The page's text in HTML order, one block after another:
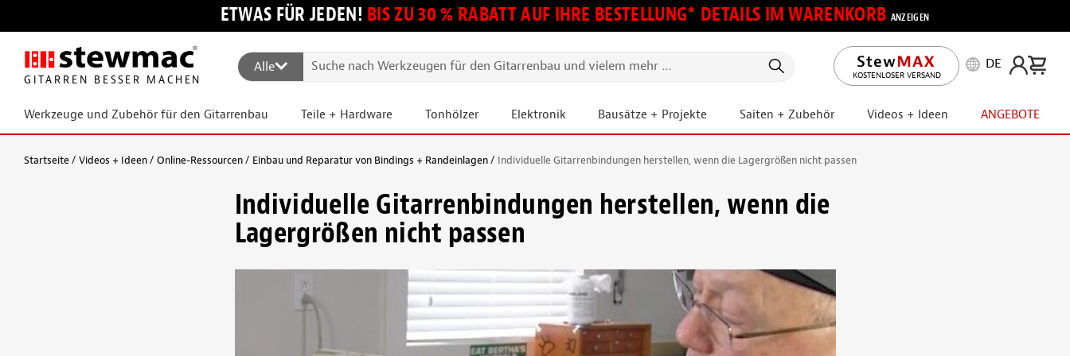
ETWAS FÜR JEDEN! BIS ZU 30 % RABATT AUF IHRE BESTELLUNG* DETAILS IM WARENKORB ANZEIGEN
GITARREN BESSER MACHEN
Alle
KOSTENLOSER VERSAND
DE
Werkzeuge und Zubehör für den Gitarrenbau Teile + Hardware Tonhölzer Elektronik Bausätze + Projekte Saiten + Zubehör Videos + Ideen ANGEBOTE
Startseite Videos + Ideen Online-Ressourcen Einbau und Reparatur von Bindings + Randeinlagen Individuelle Gitarrenbindungen herstellen, wenn die Lagergrößen nicht passen
Individuelle Gitarrenbindungen herstellen, wenn die
Lagergrößen nicht passen